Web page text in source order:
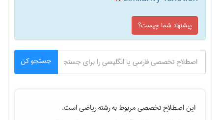
پیشنهاد شما چیست؟
جستجو کن
این اصطلاح تخصصی مربوط به رشتهرياضیاست.